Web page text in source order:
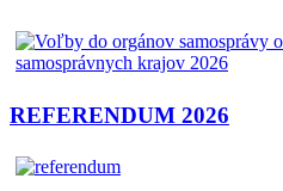
REFERENDUM 2026